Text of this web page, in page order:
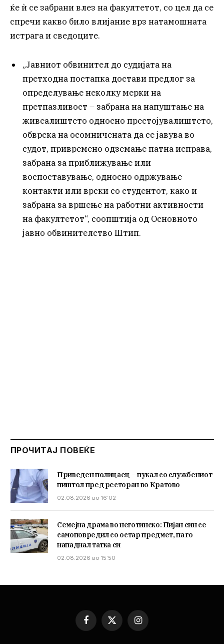
ќе ѝ се забрани влез на факултетот, со цел да се
спречи какво било влијание врз натамошната
истрага и сведоците.
„Јавниот обвинител до судијата на
претходна постапка достави предлог за
определување неколку мерки на
претпазливост – забрана на напуштање на
живеалиштето односно престојувалиштето,
обврска на осомничената да се јавува во
судот, привремено одземање патна исправа,
забрана за приближување или
воспоставување, односно одржување
контакти или врски со студентот, како и
забрана за вршење на работни активности
на факултетот“, соопштија од Основното
јавно обвинителство Штип.
ПРОЧИТАЈ ПОВЕЌЕ
Приведен полицаец – пукал со службениот
пиштол пред ресторан во Кратово
02.08.2026 во 16:02
Семејна драма во неготинско: Пијан син се
самоповредил со остар предмет, па го
нападнал татка си
02.08.2026 во 15:50
Facebook
X
(Twitter)
Instagram